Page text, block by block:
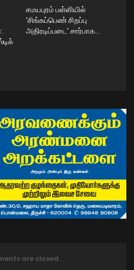
சமயபுரம் பள்ளியில்
‘சிங்கப்பெண் சிறப்பு
அதிரடிப்படை’ சார்பாக…
are closed.